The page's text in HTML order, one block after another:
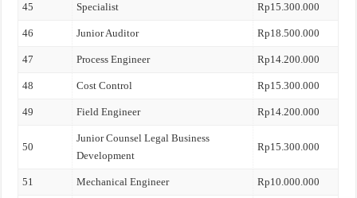
45 Specialist Rp15.300.000
46 Junior Auditor Rp18.500.000
47 Process Engineer Rp14.200.000
48 Cost Control Rp15.300.000
49 Field Engineer Rp14.200.000
50
Junior Counsel Legal Business
Development
Rp15.300.000
51 Mechanical Engineer Rp10.000.000